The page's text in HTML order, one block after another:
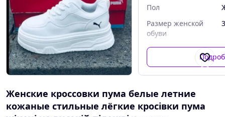
Пол
Размер женской
обуви
Женские кроссовки пума белые летние
кожаные стильные лёгкие кросівки пума